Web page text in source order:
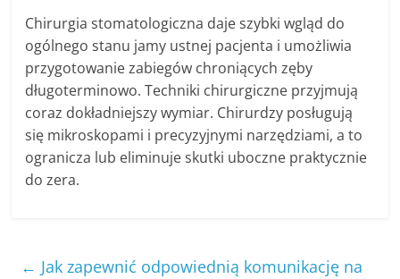
Chirurgia stomatologiczna daje szybki wgląd do
ogólnego stanu jamy ustnej pacjenta i umożliwia
przygotowanie zabiegów chroniących zęby
długoterminowo. Techniki chirurgiczne przyjmują
coraz dokładniejszy wymiar. Chirurdzy posługują
się mikroskopami i precyzyjnymi narzędziami, a to
ogranicza lub eliminuje skutki uboczne praktycznie
do zera.
← Jak zapewnić odpowiednią komunikację na